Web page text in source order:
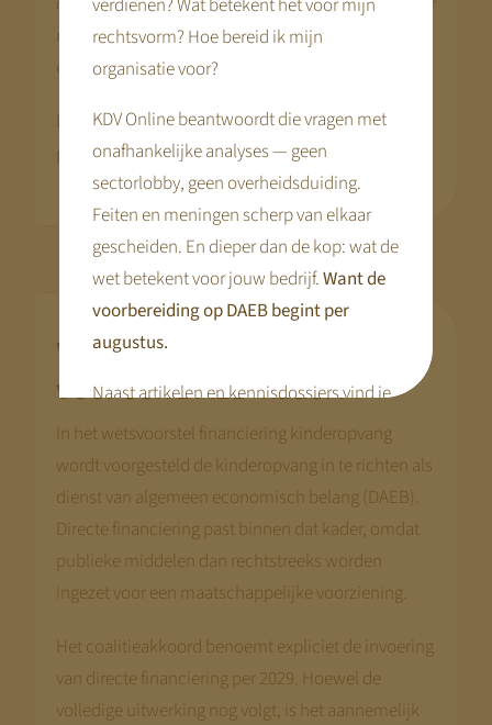
meer aandacht komt voor financiële transparantie
en uitlegbaarheid.
Dat is geen aanvullende regel, maar een logisch
gevolg van het financieringsmodel.
Waarom vormt dit de basis
voor een DAEB-kader?.
In het wetsvoorstel financiering kinderopvang
wordt voorgesteld de kinderopvang in te richten als
dienst van algemeen economisch belang (DAEB).
Directe financiering past binnen dat kader, omdat
publieke middelen dan rechtstreeks worden
ingezet voor een maatschappelijke voorziening.
Het coalitieakkoord benoemt expliciet de invoering
van directe financiering per 2029. Hoewel de
volledige uitwerking nog volgt, is het aannemelijk
verdienen? Wat betekent het voor mijn
rechtsvorm? Hoe bereid ik mijn
organisatie voor?
KDV Online beantwoordt die vragen met
onafhankelijke analyses — geen
sectorlobby, geen overheidsduiding.
Feiten en meningen scherp van elkaar
gescheiden. En dieper dan de kop: wat de
wet betekent voor jouw bedrijf.Want de
voorbereiding op DAEB begint per
augustus.
Naast artikelen en kennisdossiers vind je
hier praktische tools en webinars die je
voorbereiding concreet maken.
Disclaimer:
We bouwen terwijl je meekijkt. Niet alle
pagina’s zijn al compleet.Kom terug
begin augustus— dan staat alles.
Met vriendelijke groet,
Jeroen Pernot